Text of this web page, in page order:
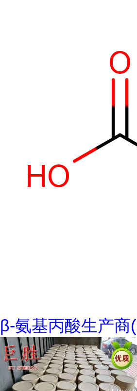
β-氨基丙酸生产商